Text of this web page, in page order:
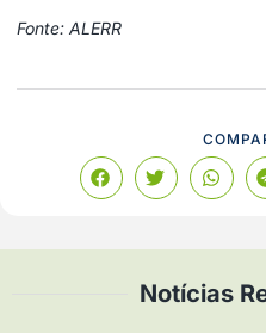
Fonte: ALERR
Notícias